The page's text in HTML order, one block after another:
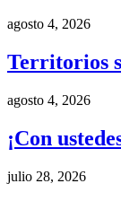
agosto 4, 2026
Territorios
agosto 4, 2026
¡Con
julio 28, 2026